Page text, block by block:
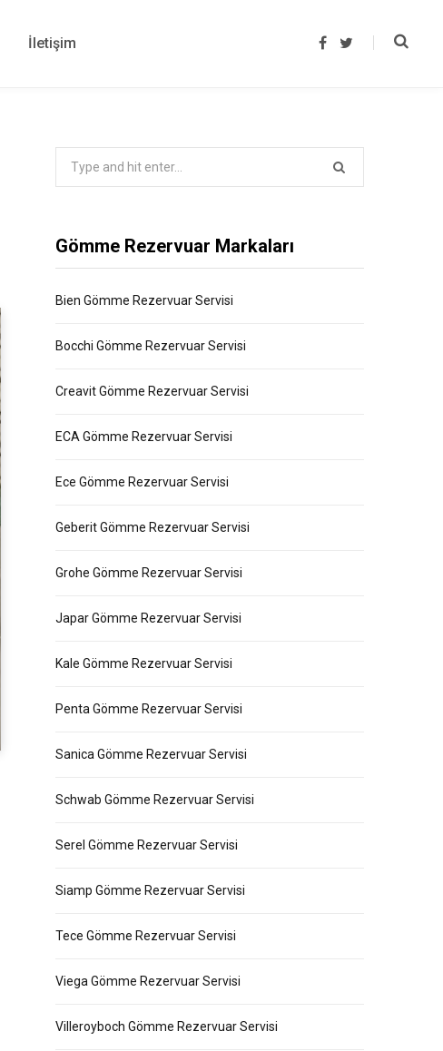
İletişim
F
k
Gömme Rezervuar Markaları
Bien Gömme Rezervuar Servisi
Bocchi Gömme Rezervuar Servisi
Creavit Gömme Rezervuar Servisi
ECA Gömme Rezervuar Servisi
Ece Gömme Rezervuar Servisi
Geberit Gömme Rezervuar Servisi
Grohe Gömme Rezervuar Servisi
Japar Gömme Rezervuar Servisi
Kale Gömme Rezervuar Servisi
Penta Gömme Rezervuar Servisi
Sanica Gömme Rezervuar Servisi
Schwab Gömme Rezervuar Servisi
Serel Gömme Rezervuar Servisi
Siamp Gömme Rezervuar Servisi
Tece Gömme Rezervuar Servisi
Viega Gömme Rezervuar Servisi
Villeroyboch Gömme Rezervuar Servisi